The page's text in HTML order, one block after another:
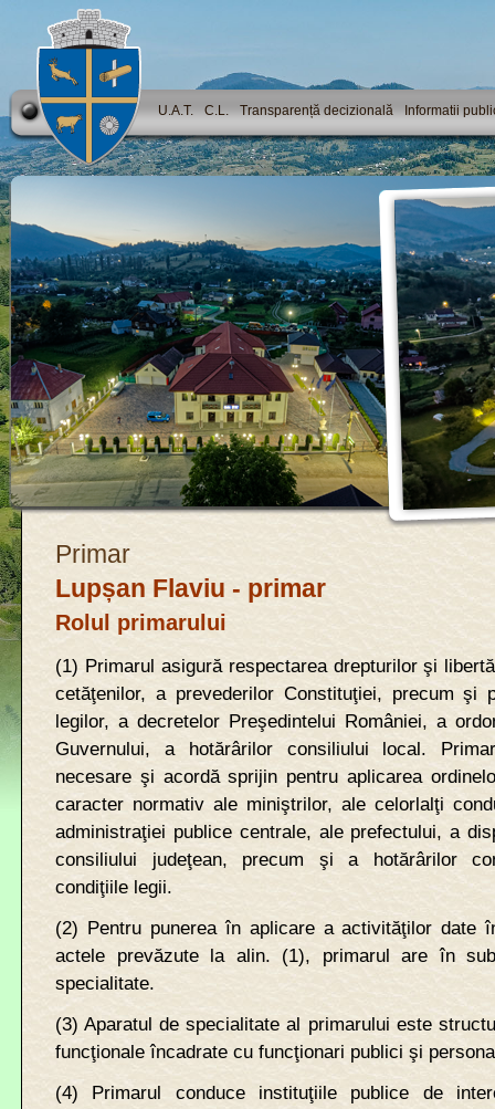
U.A.T. C.L. Transparență decizională Informatii
Primar
Lupșan Flaviu - primar
Rolul primarului
(1) Primarul asigură respectarea drepturilor şi
cetăţenilor, a prevederilor Constituţiei, precum şi
legilor, a decretelor Preşedintelui României, a
Guvernului, a hotărârilor consiliului local.
necesare şi acordă sprijin pentru aplicarea
caracter normativ ale miniştrilor, ale celorlalţi
administraţiei publice centrale, ale prefectului, a
consiliului judeţean, precum şi a hotărârilor
condiţiile legii.
(2) Pentru punerea în aplicare a activităţilor date
actele prevăzute la alin. (1), primarul are în
specialitate.
(3) Aparatul de specialitate al primarului este
funcţionale încadrate cu funcţionari publici şi
(4) Primarul conduce instituţiile publice de